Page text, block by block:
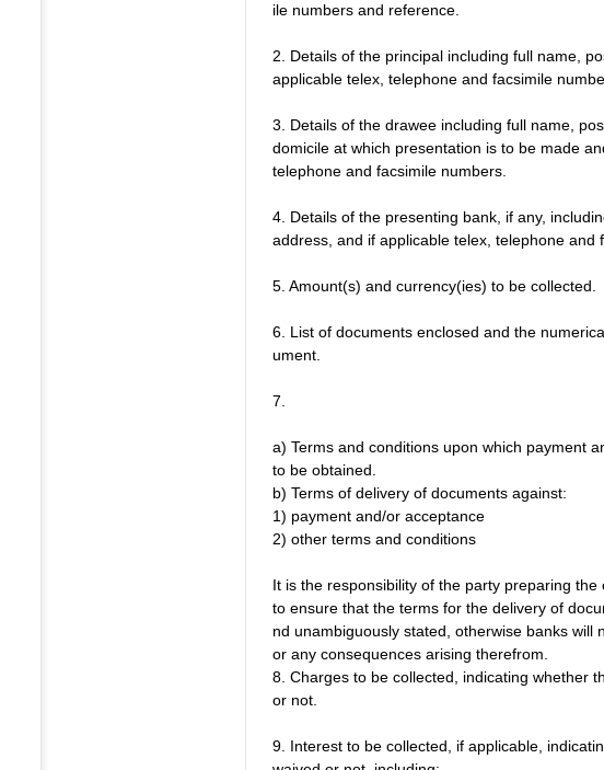
ile numbers and reference.
2. Details of the principal including full name,
applicable telex, telephone and facsimile
3. Details of the drawee including full name,
domicile at which presentation is to be made
telephone and facsimile numbers.
4. Details of the presenting bank, if any,
address, and if applicable telex, telephone and
5. Amount(s) and currency(ies) to be collected.
6. List of documents enclosed and the
ument.
7.
a) Terms and conditions upon which payment
to be obtained.
b) Terms of delivery of documents against:
1) payment and/or acceptance
2) other terms and conditions
It is the responsibility of the party preparing the
to ensure that the terms for the delivery of
nd unambiguously stated, otherwise banks will
or any consequences arising therefrom.
8. Charges to be collected, indicating whether
or not.
9. Interest to be collected, if applicable,